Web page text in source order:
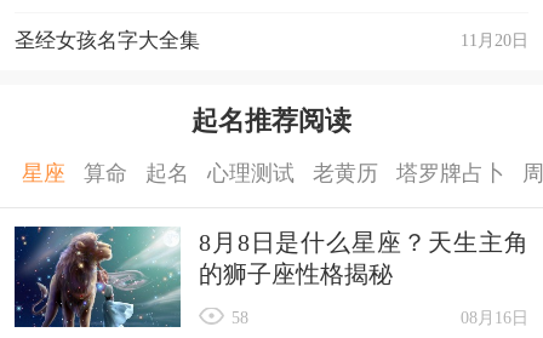
11月20日
圣经女孩名字大全集
起名推荐阅读
星座 算命 起名 心理测试 老黄历 塔罗牌占卜
8月8日是什么星座？天生主角
的狮子座性格揭秘
08月16日
58